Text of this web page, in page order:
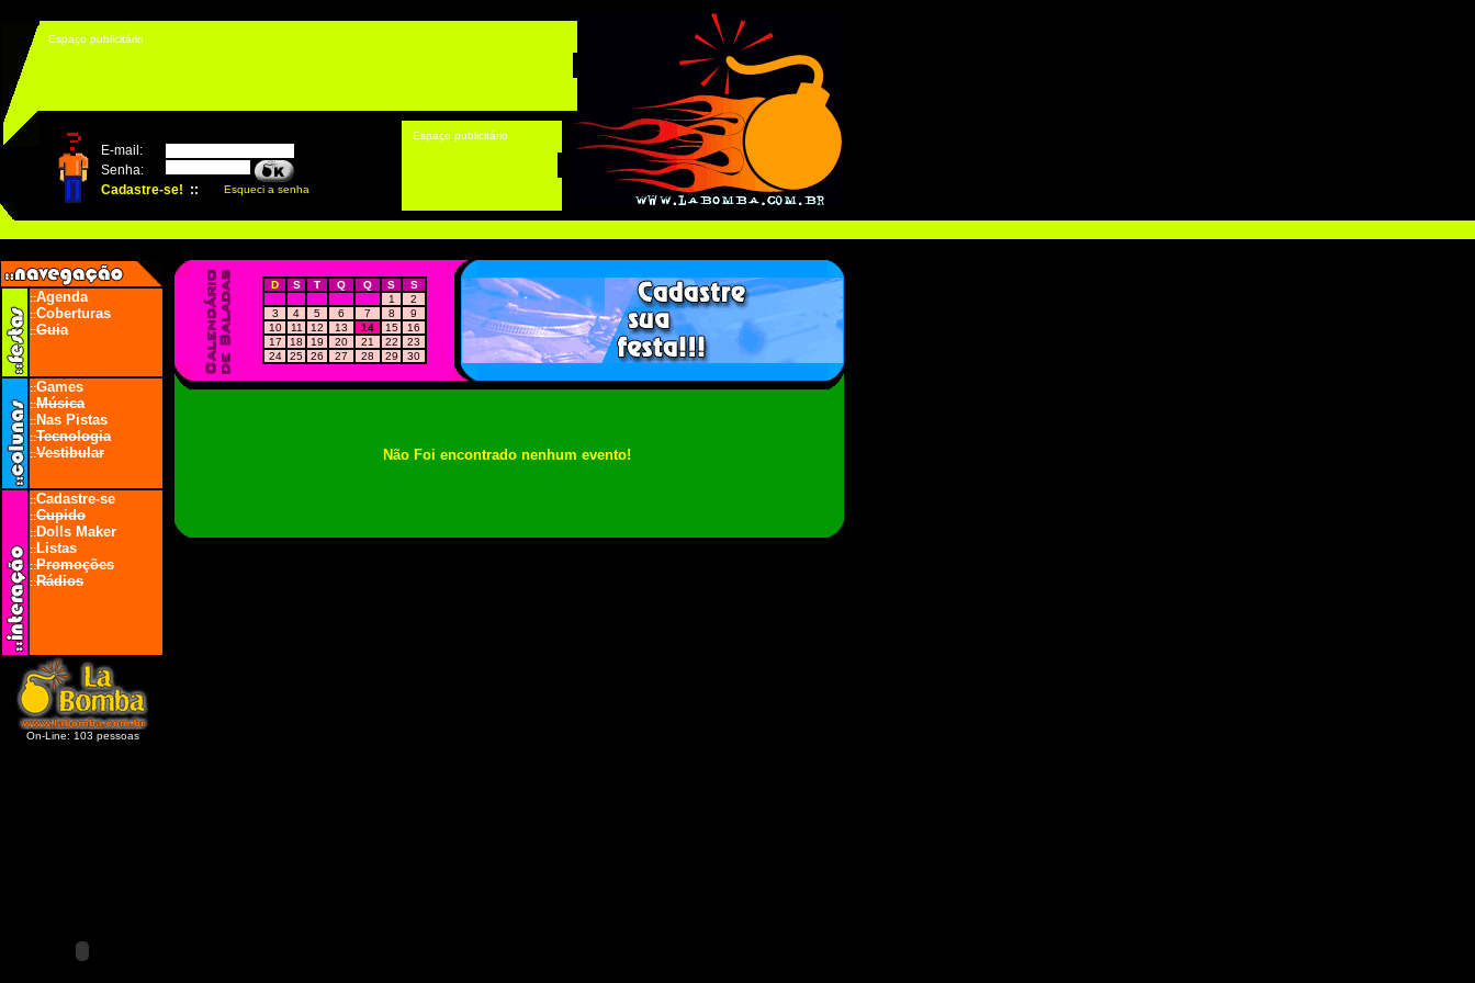
Espaço publicitário
Espaço publicitário
::Agenda
::Coberturas
::Guia
::Games
::Música
::Nas Pistas
::Tecnologia
::Vestibular
::Cadastre-se
::Cupido
::Dolls Maker
::Listas
::Promoções
::Rádios
On-Line: 103 pessoas
Não Foi encontrado nenhum evento!
D S T Q Q S
S
1
2
3
4 5 6 7 8
9
10
11 12 13 14 15
16
17
18 19 20 21 22
23
24
25 26 27 28 29 30